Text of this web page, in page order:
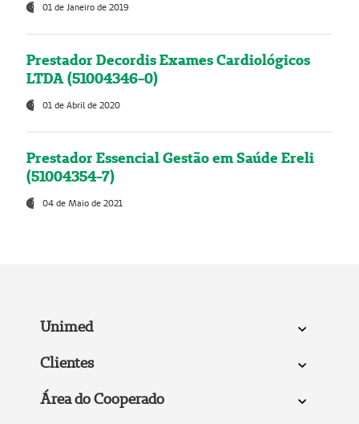
01 de Janeiro de 2019
Prestador Decordis Exames Cardiológicos
LTDA (51004346-0)
01 de Abril de 2020
Prestador Essencial Gestão em Saúde Ereli
(51004354-7)
04 de Maio de 2021
Unimed
Clientes
Área do Cooperado